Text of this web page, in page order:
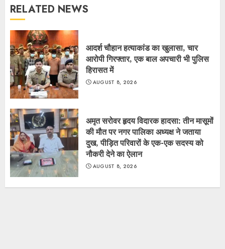
RELATED NEWS
आदर्श चौहान हत्याकांड का खुलासा, चार
आरोपी गिरफ्तार, एक बाल अपचारी भी पुलिस
हिरासत में
AUGUST 8, 2026
अमृत सरोवर हृदय विदारक हादसा: तीन मासूमों
की मौत पर नगर पालिका अध्यक्ष ने जताया
दुख, पीड़ित परिवारों के एक-एक सदस्य को
नौकरी देने का ऐलान
AUGUST 8, 2026